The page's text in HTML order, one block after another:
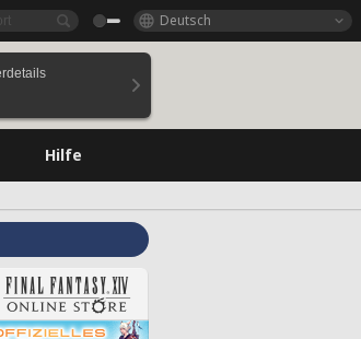
Deutsch
Hilfe